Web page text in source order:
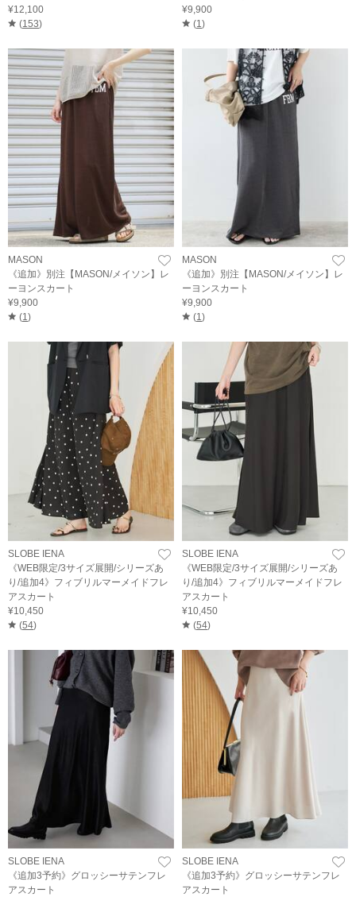
¥12,100
(153)
¥9,900
(1)
MASON
《追加》別注【MASON/メイソン】レ
ーヨンスカート
¥9,900
(1)
MASON
《追加》別注【MASON/メイソン】レ
ーヨンスカート
¥9,900
(1)
SLOBE IENA
《WEB限定/3サイズ展開/シリーズあ
り/追加4》フィブリルマーメイドフレ
アスカート
¥10,450
(54)
SLOBE IENA
《WEB限定/3サイズ展開/シリーズあ
り/追加4》フィブリルマーメイドフレ
アスカート
¥10,450
(54)
SLOBE IENA
《追加3予約》グロッシーサテンフレ
アスカート
SLOBE IENA
《追加3予約》グロッシーサテンフレ
アスカート